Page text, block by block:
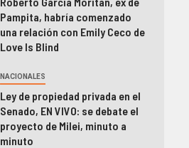
Pampita, habría comenzado
una relación con Emily Ceco de
Love Is Blind
NACIONALES
Ley de propiedad privada en el
Senado, EN VIVO: se debate el
proyecto de Milei, minuto a
minuto